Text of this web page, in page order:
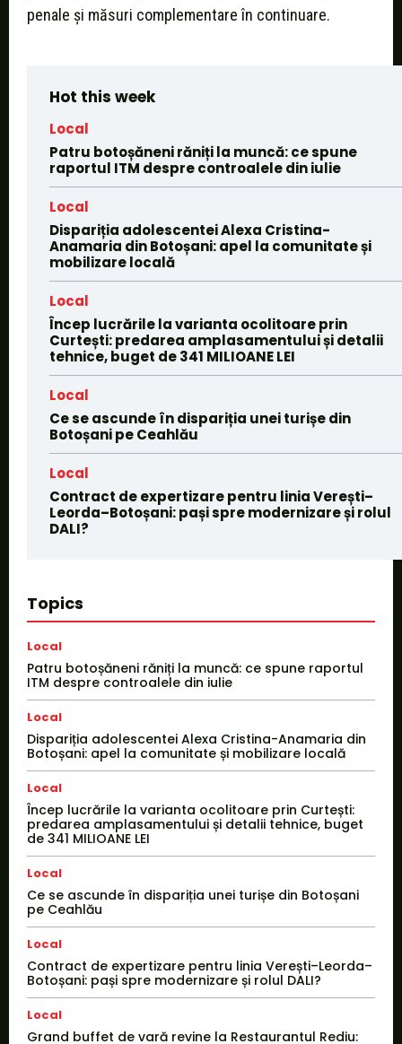
penale şi măsuri complementare în continuare.
Hot this week
Local
Patru botoșăneni răniți la muncă: ce spune
raportul ITM despre controalele din iulie
Local
Dispariția adolescentei Alexa Cristina-
Anamaria din Botoșani: apel la comunitate și
mobilizare locală
Local
Încep lucrările la varianta ocolitoare prin
Curtești: predarea amplasamentului și detalii
tehnice, buget de 341 MILIOANE LEI
Local
Ce se ascunde în dispariția unei turișe din
Botoșani pe Ceahlău
Local
Contract de expertizare pentru linia Verești–
Leorda–Botoșani: pași spre modernizare și rolul
DALI?
Topics
Local
Patru botoșăneni răniți la muncă: ce spune raportul
ITM despre controalele din iulie
Local
Dispariția adolescentei Alexa Cristina-Anamaria din
Botoșani: apel la comunitate și mobilizare locală
Local
Încep lucrările la varianta ocolitoare prin Curtești:
predarea amplasamentului și detalii tehnice, buget
de 341 MILIOANE LEI
Local
Ce se ascunde în dispariția unei turișe din Botoșani
pe Ceahlău
Local
Contract de expertizare pentru linia Verești–Leorda–
Botoșani: pași spre modernizare și rolul DALI?
Local
Grand buffet de vară revine la Restaurantul Rediu: